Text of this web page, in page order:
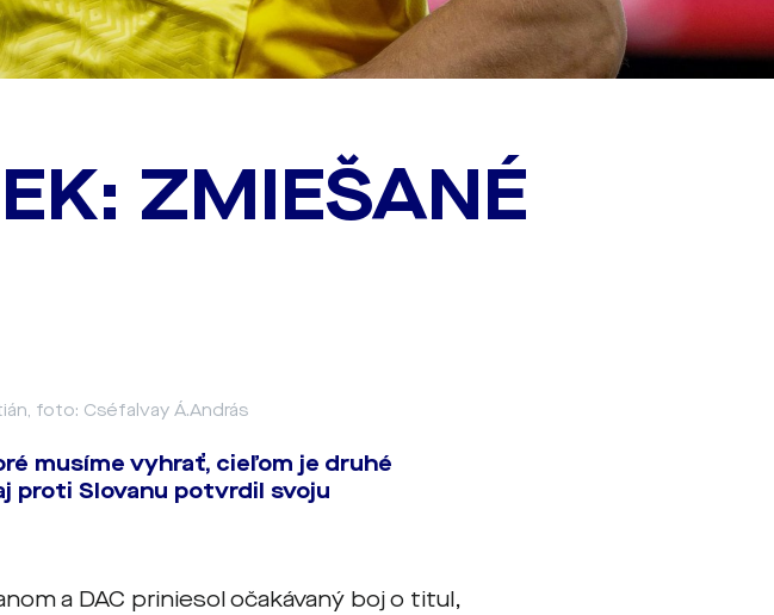
ZMIEŠANÉ
foto: Cséfalvay Á.András
musíme vyhrať, cieľom je druhé
proti Slovanu potvrdil svoju
a DAC priniesol očakávaný boj o titul,